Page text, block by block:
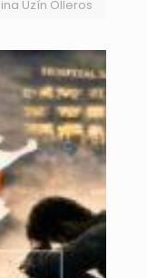
Uzín Olleros